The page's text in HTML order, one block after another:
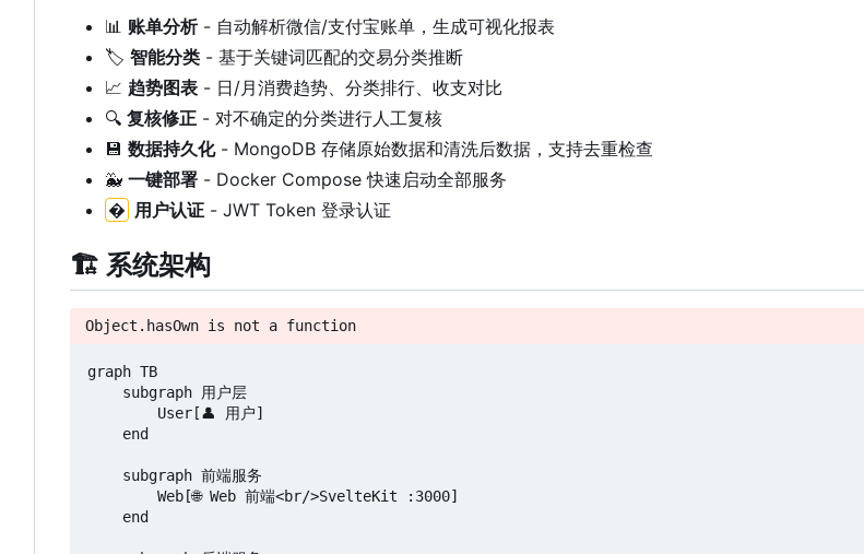
📊 账单分析- 自动解析微信/支付宝账单，生成可视化报表
🏷️ 智能分类 - 基于关键词匹配的交易分类推断
📈 趋势图表 - 日/月消费趋势、分类排行、收支对比
🔍 复核修正 - 对不确定的分类进行人工复核
💾 数据持久化- MongoDB 存储原始数据和清洗后数据，支持去重检查
🐳 一键部署 - Docker Compose 快速启动全部服务
� 用户认证 - JWT Token 登录认证
🏗️ 系统架构
Object.hasOwn is not a function
graph TB
    subgraph 用户层
        User[👤 用户]
    end
    subgraph 前端服务
        Web[🌐 Web 前端<br/>SvelteKit :3000]
    end